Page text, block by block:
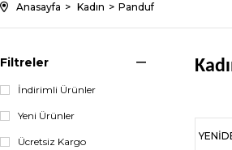
Anasayfa Kadın Panduf
Filtreler
İndirimli Ürünler
Yeni Ürünler
Ücretsiz Kargo